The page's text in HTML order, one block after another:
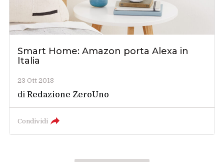
Smart Home: Amazon porta Alexa in
Italia
23 Ott 2018
diRedazione ZeroUno
Condividi